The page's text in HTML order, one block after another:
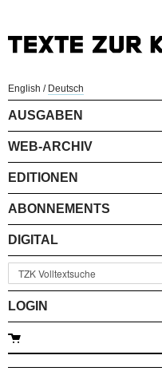
English / Deutsch
AUSGABEN
WEB-ARCHIV
EDITIONEN
ABONNEMENTS
DIGITAL
LOGIN